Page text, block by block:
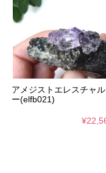
アメジストエレスチャ
ー(elfb021)